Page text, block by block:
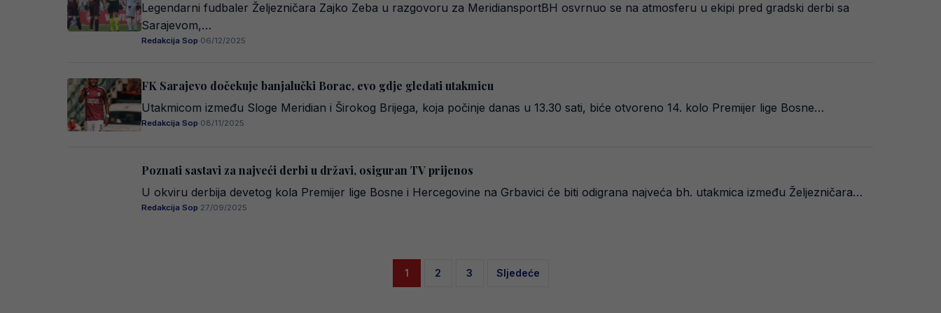
Legendarni fudbaler Željezničara Zajko Zeba u razgovoru za MeridiansportBH osvrnuo se na atmosferu u ekipi pred gradski derbi sa
Sarajevom,…
Redakcija Sop·06/12/2025
FK Sarajevo dočekuje banjalučki Borac, evo gdje gledati utakmicu
Utakmicom između Sloge Meridian i Širokog Brijega, koja počinje danas u 13.30 sati, biće otvoreno 14. kolo Premijer lige Bosne…
Redakcija Sop·08/11/2025
Poznati sastavi za najveći derbi u državi, osiguran TV prijenos
U okviru derbija devetog kola Premijer lige Bosne i Hercegovine na Grbavici će biti odigrana najveća bh. utakmica između Željezničara…
Redakcija Sop·27/09/2025
Posts
1 2 3 Sljedeće